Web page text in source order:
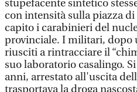
stupefacente sintetico
con intensità sulla piazza
capito i carabinieri del
provinciale. I militari, dopo
riusciti a rintracciare il
suo laboratorio casalingo.
anni, arrestato all'uscita
trasportava la droga